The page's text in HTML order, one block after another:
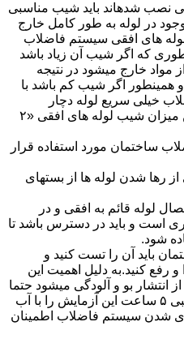
نصب شدهاند باید شیب مناسبی
در لوله به طور کامل خارج
های افقی سیستم فاضلاب
که اگر شیب آن زیاد باشد
مواد خارج میشود در نتیجه
همینطور اگر شیب کم باشد با
خیلی سریع لوله دچار
گرفتگی میشود.نکته:بهترین میزان شیب لوله های افقی «۲
ساختمان مورد استفاده قرار
رها شدن لوله ها از بستهای
لوله قائم به افقی و در
است و باید در دسترس باشد تا
شود.
باید آن را تست کنید و
رفع کنید.به دلیل اهمیت این
بو و آلودگی میشود حتما
در چند نوبت و به مدت تقریبی ۵ ساعت این آزمایش را با آب
بندی شدن سیستم فاضلاب اطمینان